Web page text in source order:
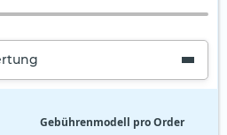
Gebührenmodell pro Order